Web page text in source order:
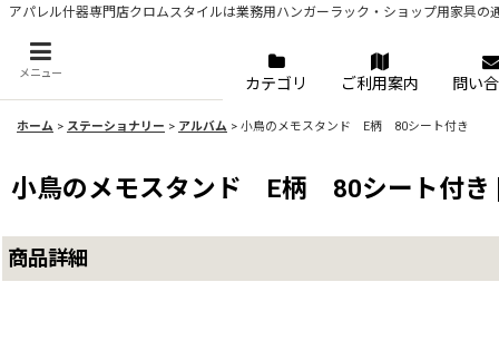
アパレル什器専門店クロムスタイルは業務用ハンガーラック・ショップ用家具の
メニュー
カテゴリ ご利用案内 問い
ホーム > ステーショナリー > アルバム > 小鳥のメモスタンド E柄 80シート付き
小鳥のメモスタンド E柄 80シート付き
商品詳細